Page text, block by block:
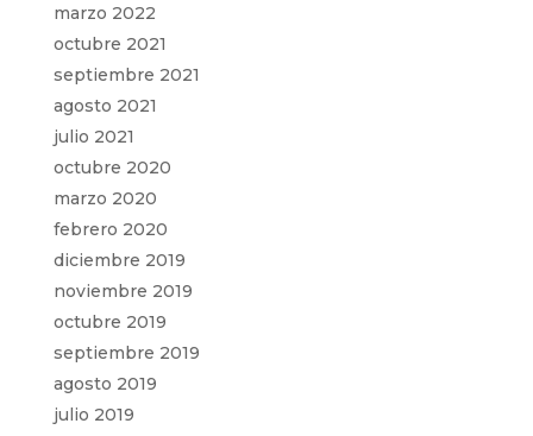
marzo 2022
octubre 2021
septiembre 2021
agosto 2021
julio 2021
octubre 2020
marzo 2020
febrero 2020
diciembre 2019
noviembre 2019
octubre 2019
septiembre 2019
agosto 2019
julio 2019